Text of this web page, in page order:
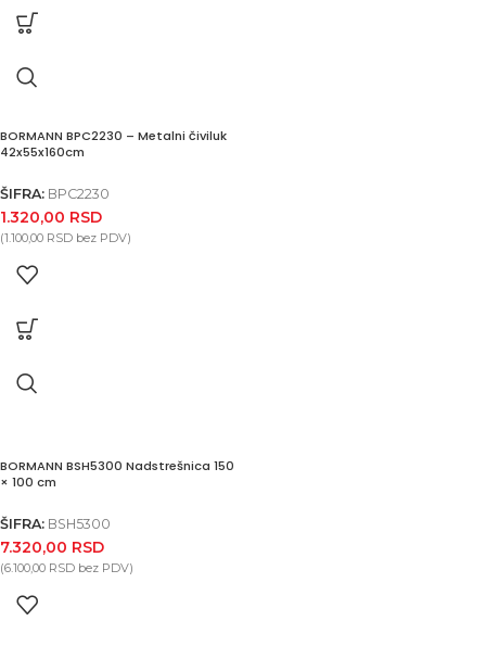
BORMANN BPC2230 – Metalni čiviluk
42x55x160cm
ŠIFRA: BPC2230
1.320,00 RSD
(1.100,00 RSD bez PDV)
BORMANN BSH5300 Nadstrešnica 150
× 100 cm
ŠIFRA: BSH5300
7.320,00 RSD
(6.100,00 RSD bez PDV)